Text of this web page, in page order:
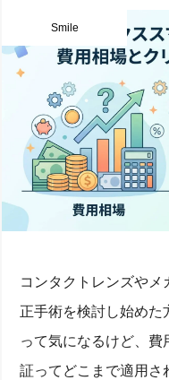
Smile
コンタクトレンズや
正手術を検討し始め
って気になるけど、
証ってどこまで適用さ